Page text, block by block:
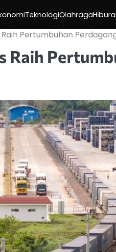
TeknologiOlahraga
Pertumbuhan
Raih